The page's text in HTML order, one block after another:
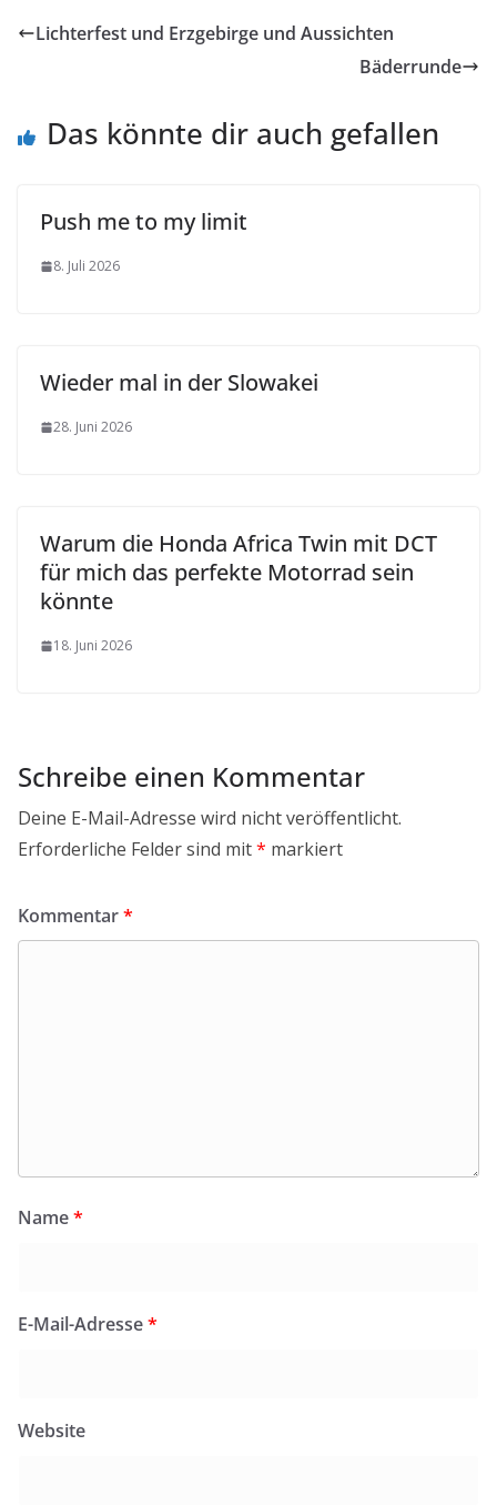
b
k
d l n
Lichterfest und Erzgebirge und Aussichten
Bäderrunde
Das könnte dir auch gefallen
Push me to my limit
8. Juli 2026
Wieder mal in der Slowakei
28. Juni 2026
Warum die Honda Africa Twin mit DCT
für mich das perfekte Motorrad sein
könnte
18. Juni 2026
Schreibe einen Kommentar
Deine E-Mail-Adresse wird nicht veröffentlicht.
Erforderliche Felder sind mit* markiert
Kommentar*
Name*
E-Mail-Adresse*
Website